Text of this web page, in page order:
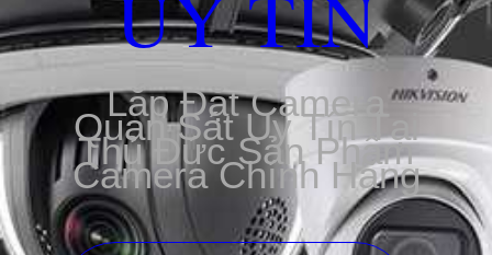
Lắp Đặt Camera
Quan Sát Uy Tín Tại
Thủ Đức Sản Phẩm
Camera Chính Hãng